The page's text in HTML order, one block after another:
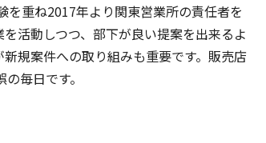
重ね2017年より関東営業所の責任者を
活動しつつ、部下が良い提案を出来るよ
規案件への取り組みも重要です。販売店
毎日です。